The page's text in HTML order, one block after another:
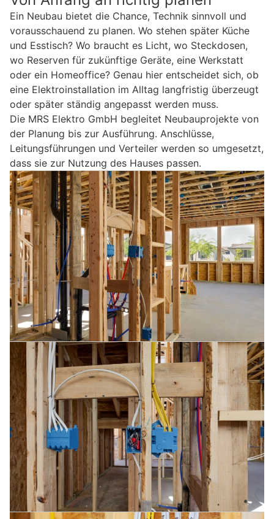
Ein Neubau bietet die Chance, Technik sinnvoll und
vorausschauend zu planen. Wo stehen später Küche
und Esstisch? Wo braucht es Licht, wo Steckdosen,
wo Reserven für zukünftige Geräte, eine Werkstatt
oder ein Homeoffice? Genau hier entscheidet sich, ob
eine Elektroinstallation im Alltag langfristig überzeugt
oder später ständig angepasst werden muss.
Die MRS Elektro GmbH begleitet Neubauprojekte von
der Planung bis zur Ausführung. Anschlüsse,
Leitungsführungen und Verteiler werden so umgesetzt,
dass sie zur Nutzung des Hauses passen.